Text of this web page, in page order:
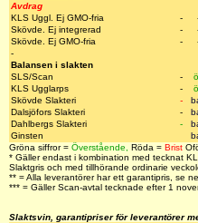
Avdrag
KLS Uggl. Ej GMO-fria
-
Skövde. Ej integrerad
-
Skövde. Ej GMO-fria
-
-
Balansen i slakten
SLS/Scan
-
KLS Ugglarps
-
Skövde Slakteri
-
Dalsjöfors Slakteri
-
Dahlbergs Slakteri
-
Ginsten
Gröna siffror = Överstående, Röda = Brist
* Gäller endast i kombination med tecknat
Slaktgris och med tillhörande ordinarie
** = Alla leverantörer har ett garantipris, se
*** = Gäller Scan-avtal tecknade efter 1
Slaktsvin, garantipriser för leverantörer